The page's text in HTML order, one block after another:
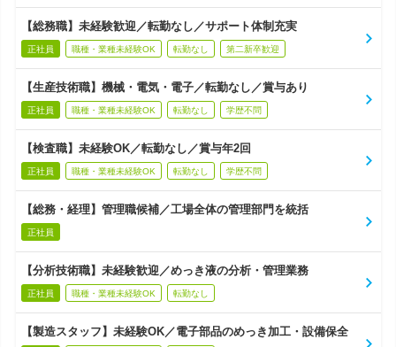
【総務職】未経験歓迎／転勤なし／サポート体制充実
正社員 職種・業種未経験OK 転勤なし 第二新卒歓迎
【生産技術職】機械・電気・電子／転勤なし／賞与あり
正社員 職種・業種未経験OK 転勤なし 学歴不問
【検査職】未経験OK／転勤なし／賞与年2回
正社員 職種・業種未経験OK 転勤なし 学歴不問
【総務・経理】管理職候補／工場全体の管理部門を統括
正社員
【分析技術職】未経験歓迎／めっき液の分析・管理業務
正社員 職種・業種未経験OK 転勤なし
【製造スタッフ】未経験OK／電子部品のめっき加工・設備保全